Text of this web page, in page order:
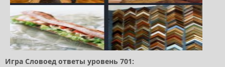
Игра Словоед ответы уровень 701: